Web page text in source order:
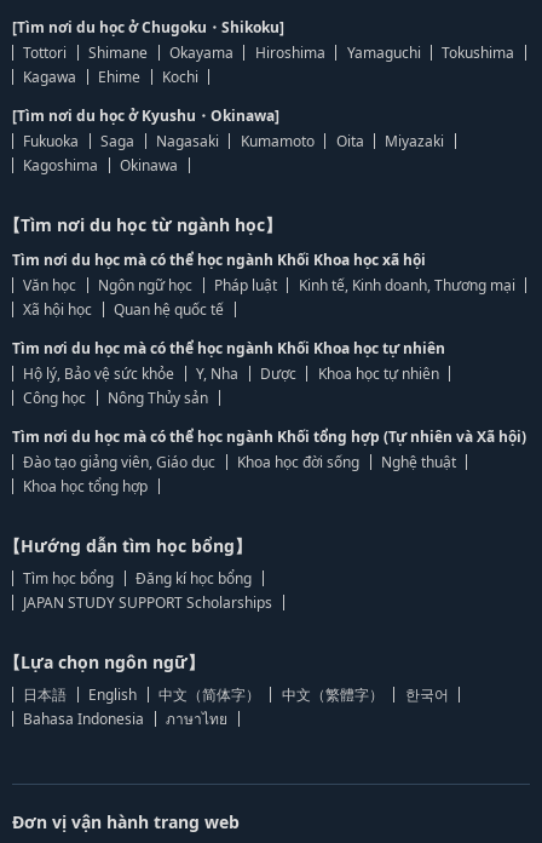
[Tìm nơi du học ở Chugoku・Shikoku]
Tottori
Shimane Okayama Hiroshima Yamaguchi
Tokushima
Kagawa
Ehime
Kochi
[Tìm nơi du học ở Kyushu・Okinawa]
Fukuoka
Saga Nagasaki Kumamoto Oita
Miyazaki
Kagoshima
Okinawa
【Tìm nơi du học từ ngành học】
Tìm nơi du học mà có thể học ngành Khối Khoa học xã hội
Văn học
Ngôn ngữ học Pháp luật
Kinh tế, Kinh doanh, Thương mại
Xã hội học
Quan hệ quốc tế
Tìm nơi du học mà có thể học ngành Khối Khoa học tự nhiên
Hộ lý, Bảo vệ sức khỏe
Y, Nha Dược
Khoa học tự nhiên
Công học
Nông Thủy sản
Tìm nơi du học mà có thể học ngành Khối tổng hợp (Tự nhiên và Xã hội)
Đào tạo giảng viên, Giáo dục
Khoa học đời sống
Nghệ thuật
Khoa học tổng hợp
【Hướng dẫn tìm học bổng】
Tìm học bổng
Đăng kí học bổng
JAPAN STUDY SUPPORT Scholarships
【Lựa chọn ngôn ngữ】
日本語 English 中文（简体字） 中文（繁體字）
한국어
Bahasa Indonesia
ภาษาไทย
Đơn vị vận hành trang web